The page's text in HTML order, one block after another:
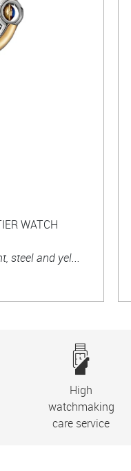
WATCH
steel and yel...
High
watchmaking
care service